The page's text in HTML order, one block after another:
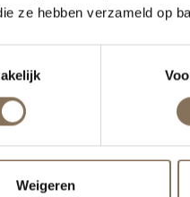
ze hebben verzameld op
Weigeren